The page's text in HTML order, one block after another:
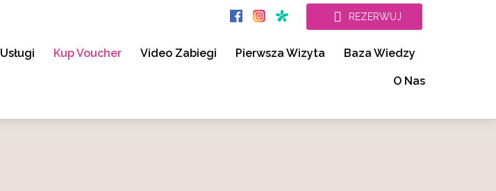
REZERWUJ
Usługi Kup Voucher Video Zabiegi Pierwsza Wizyta Baza Wiedzy
O Nas